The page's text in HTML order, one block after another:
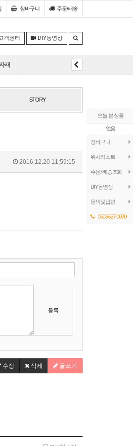
장바구니 주문/배송
오늘 본 상품
없음
장바구니
위시리스트
주문/배송조회
DIY동영상
문의및답변
0505-527-0070
객센터 DIY동영상
재
STORY
2016.12.20 11:59:15
등록
수정 삭제 글쓰기